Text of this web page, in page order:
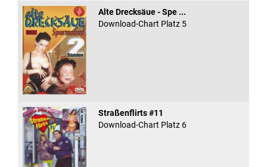
Alte Drecksäue - Spe ...
Download-Chart Platz 5
Straßenflirts #11
Download-Chart Platz 6